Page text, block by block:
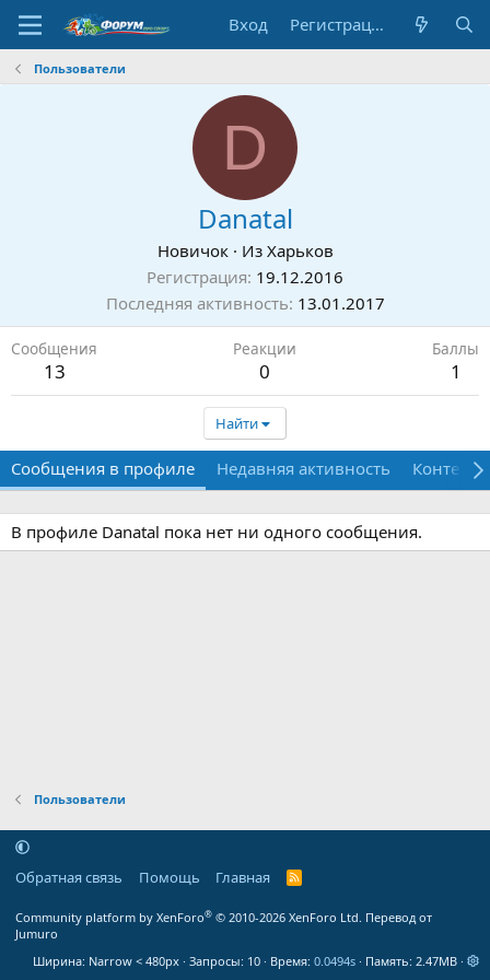
Вход Регистрация
Пользователи
D
Danatal
Новичок · Из Харьков
Регистрация 19.12.2016
Последняя активность 13.01.2017
Сообщения
13
Реакции
0
Баллы
1
Найти
Сообщения в профиле Недавняя активность Контент
В профиле Danatal пока нет ни одного сообщения.
Пользователи
Обратная связь Помощь Главная
R
Community platform by XenForo® © 2010-2026 XenForo Ltd. Перевод от
Jumuro
Ширина
Запросы 10 Время 0.0494s Память 2.47MB